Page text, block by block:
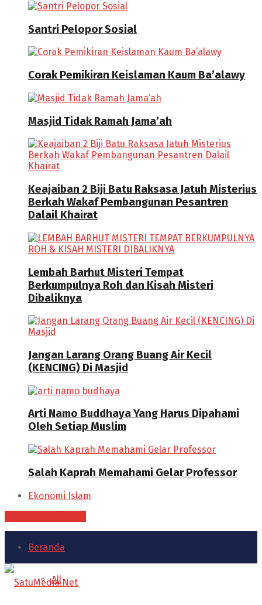
Santri Pelopor Sosial
Corak Pemikiran Keislaman Kaum Ba’alawy
Masjid Tidak Ramah Jama’ah
Keajaiban 2 Biji Batu Raksasa Jatuh Misterius
Berkah Wakaf Pembangunan Pesantren
Dalail Khairat
Lembah Barhut Misteri Tempat
Berkumpulnya Roh dan Kisah Misteri
Dibaliknya
Jangan Larang Orang Buang Air Kecil
(KENCING) Di Masjid
Arti Namo Buddhaya Yang Harus Dipahami
Oleh Setiap Muslim
Salah Kaprah Memahami Gelar Professor
Ekonomi Islam
Beranda
All